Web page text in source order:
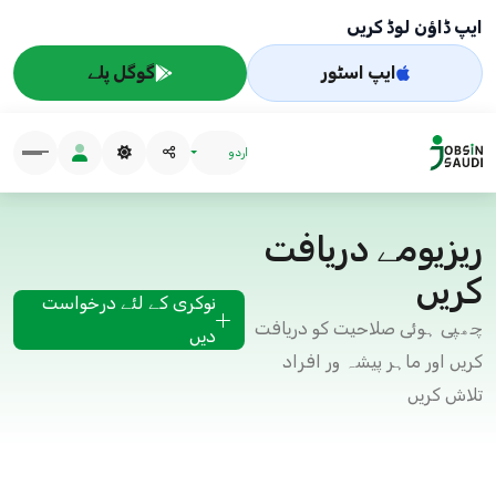
ایپ ڈاؤن لوڈ کریں
ایپ اسٹور گوگل پلے
اردو
ریزیومے دریافت
کریں
چھپی ہوئی صلاحیت کو دریافت
کریں اور ماہر پیشہ ور افراد
تلاش کریں
نوکری کے لئے درخواست
دیں